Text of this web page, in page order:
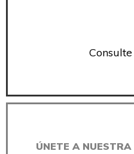
ÚNETE A